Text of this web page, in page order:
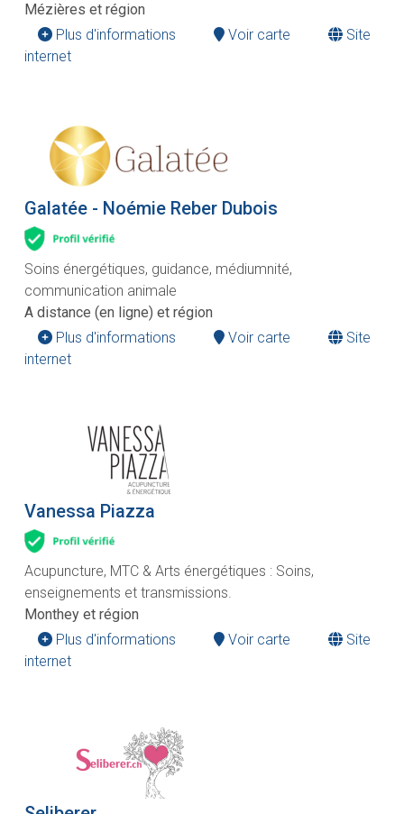
Mézières et région
Plus d'informations
Voir carte
Site
internet
Galatée - Noémie Reber Dubois
Soins énergétiques, guidance, médiumnité,
communication animale
A distance (en ligne) et région
Plus d'informations
Voir carte
Site
internet
Vanessa Piazza
Acupuncture, MTC & Arts énergétiques : Soins,
enseignements et transmissions.
Monthey et région
Plus d'informations
Voir carte
Site
internet